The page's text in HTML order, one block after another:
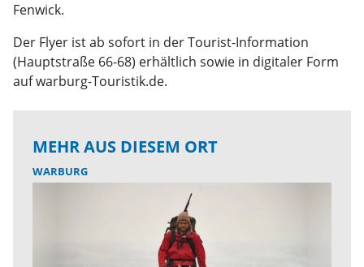
Fenwick.
Der Flyer ist ab sofort in der Tourist-Information
(Hauptstraße 66-68) erhältlich sowie in digitaler Form
auf warburg-Touristik.de.
MEHR AUS DIESEM ORT
WARBURG